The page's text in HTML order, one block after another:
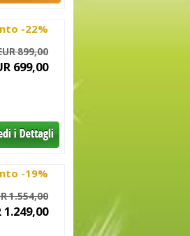
-22%
899,00
699,00
-19%
1.554,00
1.249,00